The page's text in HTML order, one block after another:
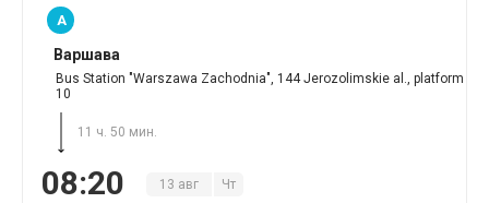
A
Варшава
Bus Station "Warszawa Zachodnia", 144 Jerozolimskie al., platform
10
11 ч. 50 мин.
08:20 13 авг Чт